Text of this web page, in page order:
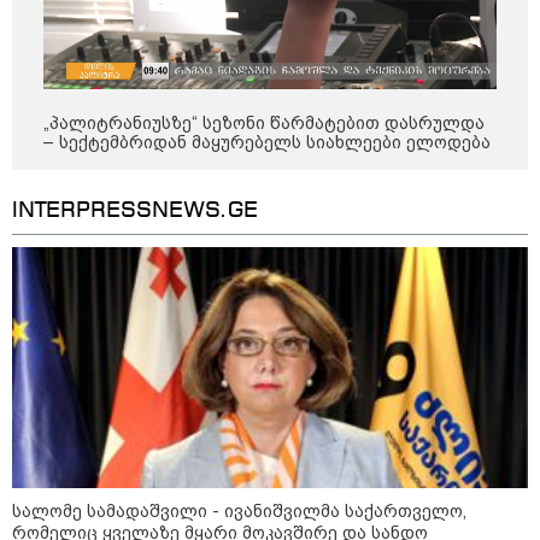
12:34 / 08-08-2026
რას აცხადებს ირაკლი კობახიძე
ელექტროენერგიის რამდენჯერმე
გათიშვასთან დაკავშირებით?
19:32 / 08-08-2026
"სიმბოლურია, რომ კობახიძის
საქართველოს
„პალიტრანიუსზე“ სეზონი წარმატებით დასრულდა
– სექტემბრიდან მაყურებელს სიახლეები ელოდება
INTERPRESSNEWS.GE
სალომე სამადაშვილი - ივანიშვილმა საქართველო,
რომელიც ყველაზე მყარი მოკავშირე და სანდო